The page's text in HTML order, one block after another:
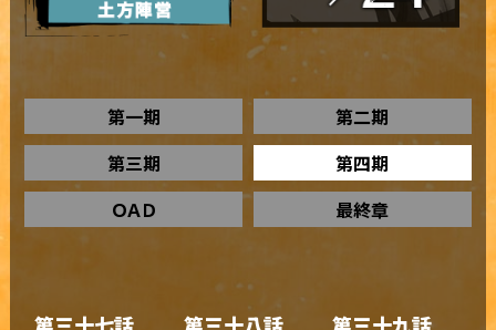
第一期
第二期
第三期
第四期
ＯＡＤ
最終章